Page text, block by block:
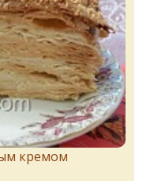
кремом